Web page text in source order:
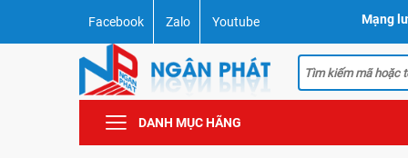
Facebook Zalo Youtube Mạng
DANH MỤC HÃNG